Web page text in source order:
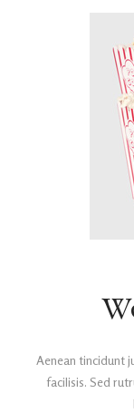
Aenean tincidunt
facilisis. Sed